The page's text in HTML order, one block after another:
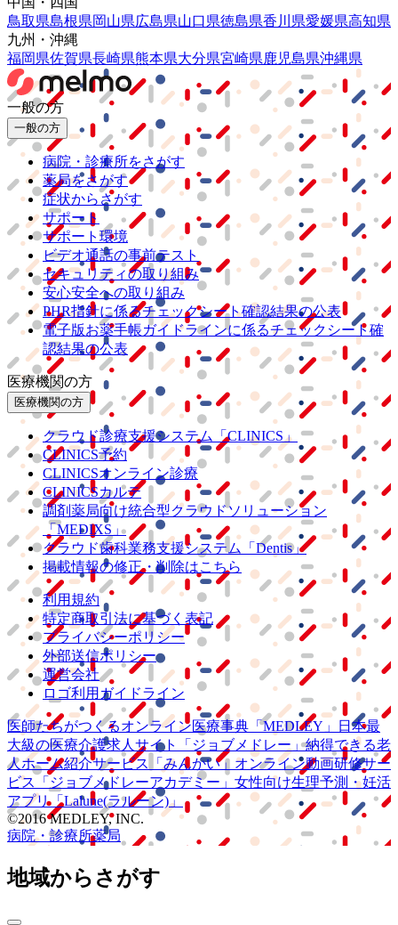
鳥取県島根県岡山県広島県山口県徳島県香川県愛媛県高知県
九州・沖縄
福岡県佐賀県長崎県熊本県大分県宮崎県鹿児島県沖縄県
一般の方
一般の方
病院・診療所をさがす
薬局をさがす
症状からさがす
サポート
サポート環境
ビデオ通話の事前テスト
セキュリティの取り組み
安心安全への取り組み
PHR指針に係るチェックシート確認結果の公表
電子版お薬手帳ガイドラインに係るチェックシート確
認結果の公表
医療機関の方
医療機関の方
クラウド診療支援システム
「CLINICS」
CLINICS予約
CLINICSオンライン診療
CLINICSカルテ
調剤薬局向け統合型クラウドソリューション
「MEDIXS」
クラウド歯科業務支援システム
「Dentis」
掲載情報の修正・削除はこちら
利用規約
特定商取引法に基づく表記
プライバシーポリシー
外部送信ポリシー
運営会社
ロゴ利用ガイドライン
医師たちがつくるオンライン医療事典 「MEDLEY」
日本最
大級の医療介護求人サイト 「ジョブメドレー」納得できる老
人ホーム紹介サービス
「みんかい」 オンライン動画研修サー
ビス
「ジョブメドレーアカデミー」 女性向け生理予測・妊活
アプリ「Lalune(ラルーン)」
©2016 MEDLEY, INC.
病院・診療所薬局
地域からさがす